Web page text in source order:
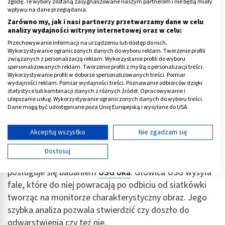
objawem może być całkowita utrata wzroku.
Podjęcie działań leczniczych w tym stadium
zaawansowania nie zawsze kończy się sukcesem.
Dlatego nie zwlekaj! Udaj się do lekarza w każdym
przypadku wystąpienia opisanych wcześniej objawów.
Po krótkiej rozmowie z pacjentem lekarz przystępuje
dobadania fizykalnego. Za pomocą oftalmoskopu
(instrument zaopatrzony w źródło światła i
powiększającą soczewkę) jest on w stanie oglądać
siatkówkę i identyfikować otwory, przedarcia i
odwarstwienie. Jeżeli ciało szkliste jest
nieprzezroczyste (np.: z powodu wylewu krwi) okulista
posługuje się badaniem USG oka. Głowica USG wysyła
fale, które do niej powracają po odbiciu od siatkówki
tworząc na monitorze charakterystyczny obraz. Jego
szybka analiza pozwala stwierdzić czy doszło do
wpływu na dane przeglądania.
Zarówno my, jak i nasi partnerzy przetwarzamy dane w celu
analizy wydajności witryny internetowej oraz w celu:
Przechowywanie informacji na urządzeniu lub dostęp do nich.
Wykorzystywanie ograniczonych danych do wyboru reklam. Tworzenie profili
związanych z personalizacją reklam. Wykorzystanie profili do wyboru
spersonalizowanych reklam. Tworzenie profili z myślą o personalizacji treści.
Wykorzystywanie profili w doborze spersonalizowanych treści. Pomiar
wydajności reklam. Pomiar wydajności treści. Poznawanie odbiorców dzięki
statystyce lub kombinacji danych z różnych źródeł. Opracowywanie i
ulepszanie usług. Wykorzystywanie ograniczonych danych do wyboru treści.
Dane mogą być udostępniane poza Unię Europejską i wysyłane do USA.
Wyświetl listę partnerów (11 dostawców IAB)
Używamy Twoich danych w następujących celach:
Cele przetwarzania IAB:
Przechowywanie informacji na urządzeniu lub
dostęp do nich
Wykorzystywanie ograniczonych danych do
wyboru reklam
Akceptuj wszystko
Nie zgadzam się
Dostosuj